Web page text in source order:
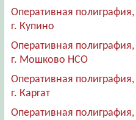
Оперативная полиграфия,
г. Купино
Оперативная полиграфия,
г. Мошково НСО
Оперативная полиграфия,
г. Каргат
Оперативная полиграфия,